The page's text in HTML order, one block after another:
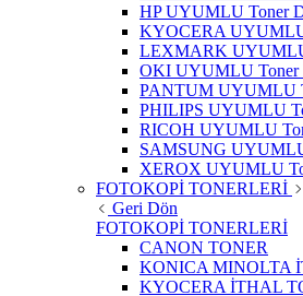
HP UYUMLU Toner
KYOCERA
LEXMARK
OKI UYUMLU Toner
PANTUM UYUMLU
PHILIPS UYUMLU
RICOH UYUMLU
SAMSUNG
XEROX UYUMLU
FOTOKOPİ TONERLERİ
Geri Dön
FOTOKOPİ TONERLERİ
CANON TONER
KONICA MINOLTA
KYOCERA İTHAL